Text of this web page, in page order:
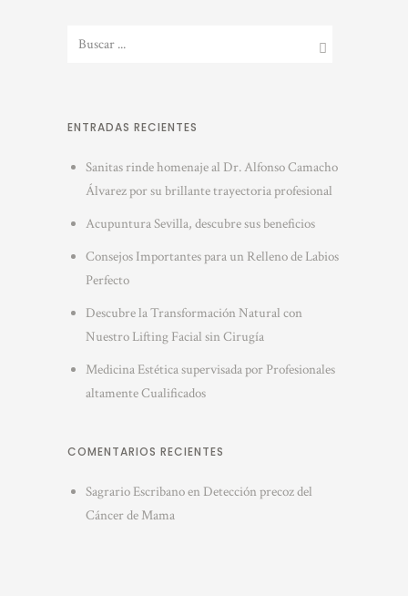
ENTRADAS RECIENTES
Sanitas rinde homenaje al Dr. Alfonso Camacho
Álvarez por su brillante trayectoria profesional
Acupuntura Sevilla, descubre sus beneficios
Consejos Importantes para un Relleno de Labios
Perfecto
Descubre la Transformación Natural con
Nuestro Lifting Facial sin Cirugía
Medicina Estética supervisada por Profesionales
altamente Cualificados
COMENTARIOS RECIENTES
Sagrario Escribanoen Detección precoz del
Cáncer de Mama